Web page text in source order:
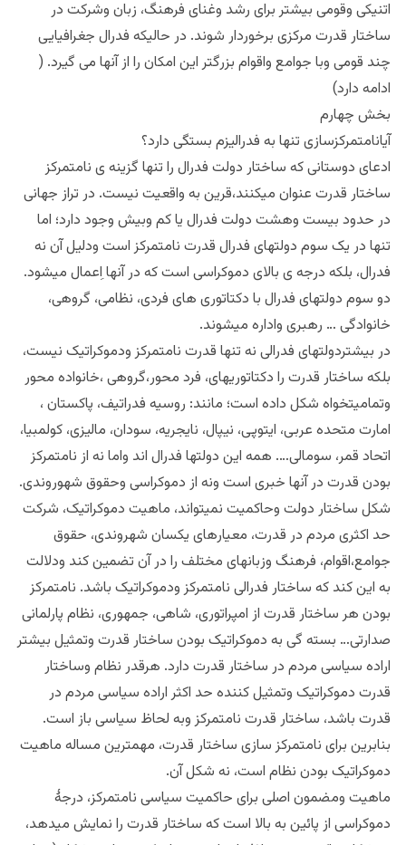
اتنیکی وقومی بیشتر برای رشد وغنای فرهنگ، زبان وشرکت در
ساختار قدرت مرکزی برخوردار شوند. در حالیکه فدرال جغرافیایی
چند قومی وبا جوامع واقوام بزرگتر این امکان را از آنها می گیرد. (
ادامه دارد)
بخش چهارم
آیانامتمرکزسازی تنها به فدرالیزم بستگی دارد؟
ادعای دوستانی که ساختار دولت فدرال را تنها گزینه ی نامتمرکز
ساختار قدرت عنوان میکنند،قرین به واقعیت نیست. در تراز جهانی
در حدود بیست وهشت دولت فدرال یا کم وبیش وجود دارد؛ اما
تنها در یک سوم دولتهای فدرال قدرت نامتمرکز است ودلیل آن نه
فدرال، بلکه درجه ی بالای دموکراسی است که در آنها اِعمال میشود.
دو سوم دولتهای فدرال با دکتاتوری های فردی، نظامی، گروهی،
خانوادگی … رهبری واداره میشوند.
در بیشتردولتهای فدرالی نه تنها قدرت نامتمرکز ودموکراتیک نیست،
بلکه ساختار قدرت را دکتاتوریهای، فرد محور،گروهی ،خانواده محور
وتمامیتخواه شکل داده است؛ مانند: روسیه فدراتیف، پاکستان ،
امارت متحده عربی، ایتوپی، نیپال، نایجریه، سودان، مالیزی، کولمبیا،
اتحاد قمر، سومالی…. همه این دولتها فدرال اند واما نه از نامتمرکز
بودن قدرت در آنها خبری است ونه از دموکراسی وحقوق شهوروندی.
شکل ساختار دولت وحاکمیت نمیتواند، ماهیت دموکراتیک، شرکت
حد اکثری مردم در قدرت، معیارهای یکسان شهروندی، حقوق
جوامع،اقوام، فرهنگ وزبانهای مختلف را در آن تضمین کند ودلالت
به این کند که ساختار فدرالی نامتمرکز ودموکراتیک باشد. نامتمرکز
بودن هر ساختار قدرت از امپراتوری، شاهی، جمهوری، نظام پارلمانی
صدارتی… بسته گی به دموکراتیک بودن ساختار قدرت وتمثیل بیشتر
اراده سیاسی مردم در ساختار قدرت دارد. هرقدر نظام وساختار
قدرت دموکراتیک وتمثیل کننده حد اکثر اراده سیاسی مردم در
قدرت باشد، ساختار قدرت نامتمرکز وبه لحاظ سیاسی باز است.
بنابرین برای نامتمرکز سازی ساختار قدرت، مهمترین مساله ماهیت
دموکراتیک بودن نظام است، نه شکل آن.
ماهیت ومضمون اصلی برای حاکمیت سیاسی نامتمرکز، درجۀ
دموکراسی از پائین به بالا است که ساختار قدرت را نمایش میدهد،